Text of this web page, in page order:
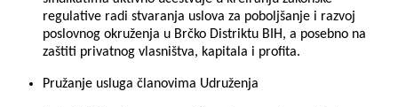
regulative radi stvaranja uslova za poboljšanje i razvoj
poslovnog okruženja u Brčko Distriktu BIH, a posebno na
zaštiti privatnog vlasništva, kapitala i profita.
Pružanje usluga članovima Udruženja